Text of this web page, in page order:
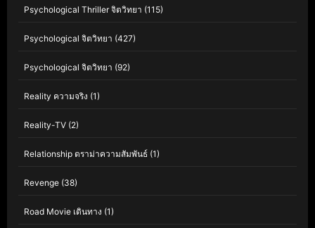
Psychological Thriller จิตวิทยา (115)
Psychological จิตวิทยา (427)
Psychological จิตวิทยา (92)
Reality ความจริง (1)
Reality-TV (2)
Relationship ดราม่าความสัมพันธ์ (1)
Revenge (38)
Road Movie เดินทาง (1)